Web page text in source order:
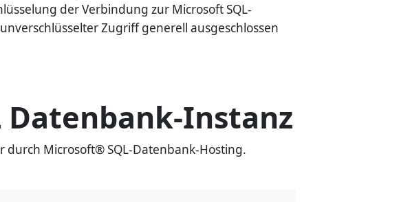
der Verbindung zur Microsoft SQL-
Zugriff generell ausgeschlossen
Datenbank-Instanz
durch Microsoft® SQL-Datenbank-Hosting.